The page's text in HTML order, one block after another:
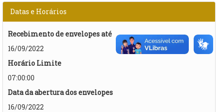
Datas e Horários
Recebimento de envelopes até
16/09/2022
Horário Limite
07:00:00
Data da abertura dos envelopes
16/09/2022